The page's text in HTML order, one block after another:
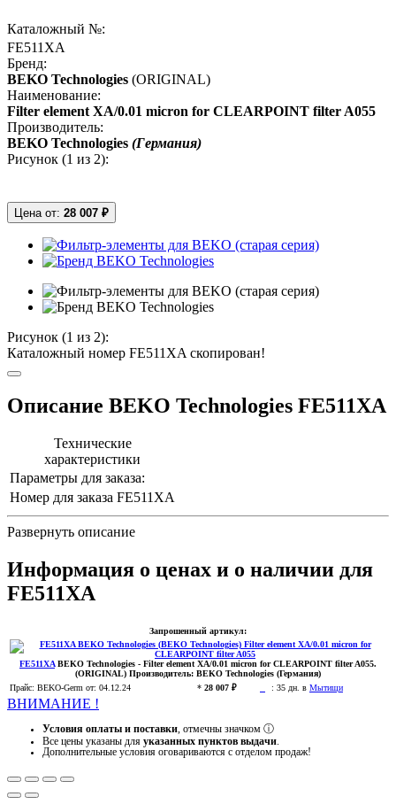
Каталожный №:
FE511XA
Бренд:
BEKO Technologies (ORIGINAL)
Наименование:
Filter element XA/0.01 micron for CLEARPOINT filter A055
Производитель:
BEKO Technologies (Германия)
Рисунок (1 из 2):
Цена от: 28 007 ₽
Рисунок (1 из 2):
Каталожный номер FE511XA скопирован!
Описание BEKO Technologies FE511XA
Технические
характеристики
Параметры для заказа:
Номер для заказа FE511XA
Развернуть описание
Информация о ценах и о наличии для
FE511XA
Запрошенный артикул:
FE511XA BEKO Technologies - Filter element XA/0.01 micron for CLEARPOINT filter A055.
(ORIGINAL) Производитель: BEKO Technologies (Германия)
Прайс: BEKO-Germ от: 04.12.24 * 28 007 ₽ : 35 дн. в Мытищи
ВНИМАНИЕ !
Условия оплаты и поставки , отмечны значком ⓘ
Все цены указаны для указанных пунктов выдачи
Дополнительные условия оговариваются с отделом продаж!